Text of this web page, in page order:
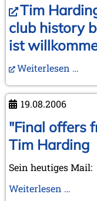
Tim
club history
ist
Weiterlesen …
19.08.2006
"Final offers
Tim Harding
Sein heutiges Mail:
Weiterlesen …